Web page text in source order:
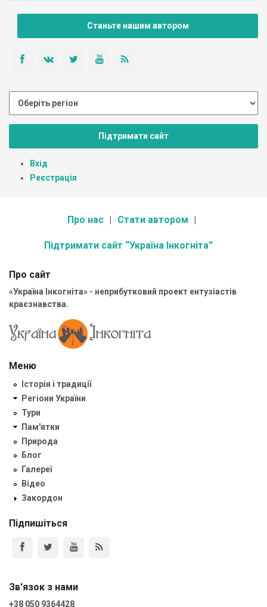
Станьте нашим автором
Підтримати сайт
Вхід
Реєстрація
Про нас Стати автором
Підтримати сайт “Україна Інкогніта”
Про сайт
«Україна Інкогніта» - неприбутковий проект ентузіастів
краєзнавства.
Меню
Історія і традиції
Регіони України
Тури
Пам'ятки
Природа
Блог
Галереї
Відео
Закордон
Підпишіться
Зв'язок з нами
+38 050 9364428